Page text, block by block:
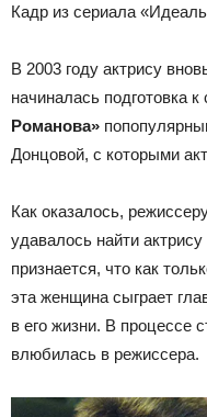
Кадр из сериала
В 2003 году актрису
начиналась подготовка
Романова» по
Донцовой, с которыми
Как оказалось,
удавалось найти
признается, что как
эта женщина сыграет
в его жизни. В процессе
влюбилась в режиссера.